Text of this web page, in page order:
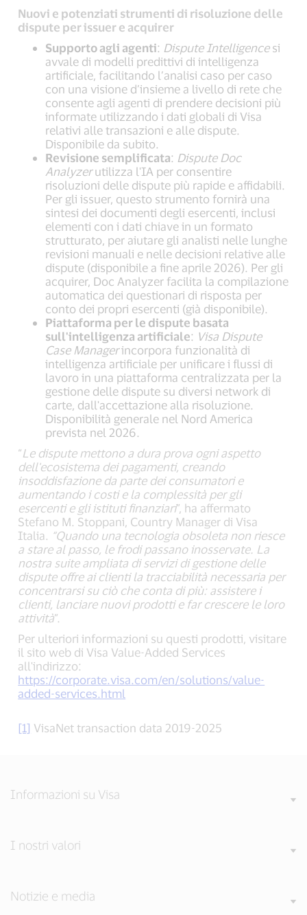
Nuovi e potenziati strumenti di risoluzione delle
dispute per issuer e acquirer
Supporto agli agenti: Dispute Intelligencesi
avvale di modelli predittivi di intelligenza
artificiale, facilitando l’analisi caso per caso
con una visione d’insieme a livello di rete che
consente agli agenti di prendere decisioni più
informate utilizzando i dati globali di Visa
relativi alle transazioni e alle dispute.
Disponibile da subito.
Revisione semplificata: Dispute Doc
Analyzerutilizza l'IA per consentire
risoluzioni delle dispute più rapide e affidabili.
Per gli issuer, questo strumento fornirà una
sintesi dei documenti degli esercenti, inclusi
elementi con i dati chiave in un formato
strutturato, per aiutare gli analisti nelle lunghe
revisioni manuali e nelle decisioni relative alle
dispute (disponibile a fine aprile 2026). Per gli
acquirer, Doc Analyzer facilita la compilazione
automatica dei questionari di risposta per
conto dei propri esercenti (già disponibile).
Piattaforma per le dispute basata
sull'intelligenza artificiale: Visa Dispute
Case Managerincorpora funzionalità di
intelligenza artificiale per unificare i flussi di
lavoro in una piattaforma centralizzata per la
gestione delle dispute su diversi network di
carte, dall'accettazione alla risoluzione.
Disponibilità generale nel Nord America
prevista nel 2026.
“Le dispute mettono a dura prova ogni aspetto
dell'ecosistema dei pagamenti, creando
insoddisfazione da parte dei consumatori e
aumentando i costi e la complessità per gli
esercenti e gli istituti finanziari”, ha affermato
Stefano M. Stoppani, Country Manager di Visa
Italia. “Quando una tecnologia obsoleta non riesce
a stare al passo, le frodi passano inosservate. La
nostra suite ampliata di servizi di gestione delle
dispute offre ai clienti la tracciabilità necessaria per
concentrarsi su ciò che conta di più: assistere i
clienti, lanciare nuovi prodotti e far crescere le loro
attività”.
Per ulteriori informazioni su questi prodotti, visitare
il sito web di Visa Value-Added Services
all'indirizzo:
https://corporate.visa.com/en/solutions/value-
added-services.html
[1] VisaNet transaction data 2019-2025
Informazioni su Visa
I nostri valori
Notizie e media